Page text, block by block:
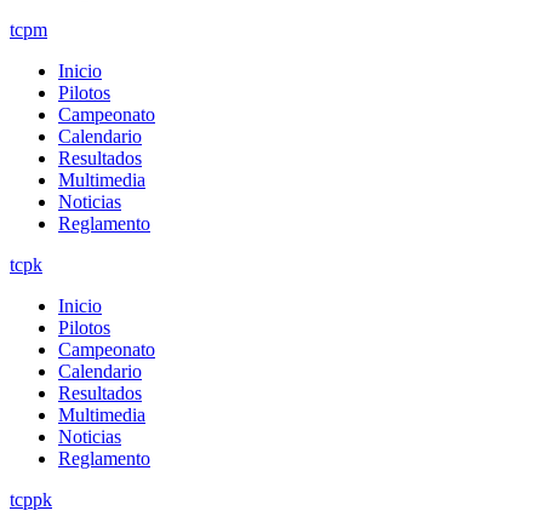
tcpm
Inicio
Pilotos
Campeonato
Calendario
Resultados
Multimedia
Noticias
Reglamento
tcpk
Inicio
Pilotos
Campeonato
Calendario
Resultados
Multimedia
Noticias
Reglamento
tcppk